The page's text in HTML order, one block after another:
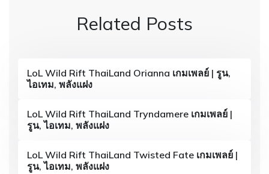
Related Posts
LoL Wild Rift ThaiLand Orianna เกมเพลย์ | รูน,
ไอเทม, พลังแฝง
LoL Wild Rift ThaiLand Tryndamere เกมเพลย์ |
รูน, ไอเทม, พลังแฝง
LoL Wild Rift ThaiLand Twisted Fate เกมเพลย์ |
รูน, ไอเทม, พลังแฝง